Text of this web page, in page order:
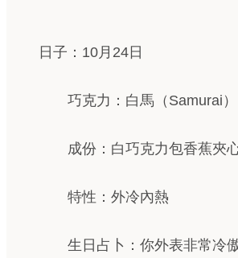
日子：10月24日
巧克力：白馬（Samurai）
成份：白巧克力包香蕉夾
特性：外冷內熱
生日占卜：你外表非常冷